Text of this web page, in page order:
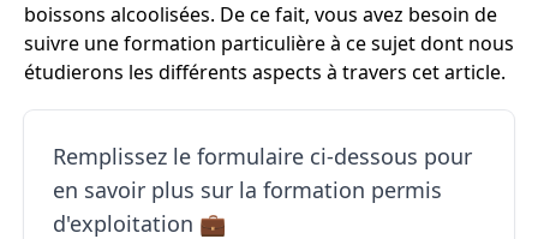
boissons alcoolisées. De ce fait, vous avez besoin de
suivre une formation particulière à ce sujet dont nous
étudierons les différents aspects à travers cet article.
Remplissez le formulaire ci-dessous pour
en savoir plus sur la formation permis
d'exploitation 💼